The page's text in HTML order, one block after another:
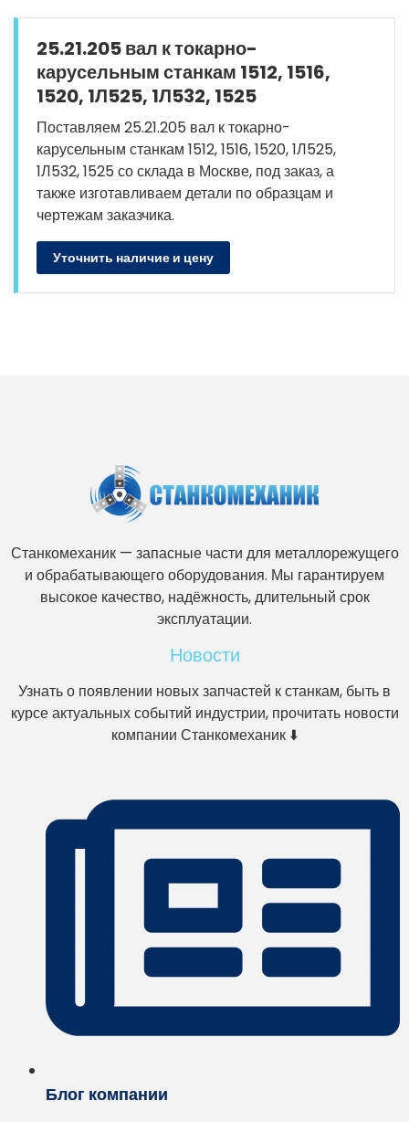
25.21.205 вал к токарно-
карусельным станкам 1512, 1516,
1520, 1Л525, 1Л532, 1525
Поставляем 25.21.205 вал к токарно-
карусельным станкам 1512, 1516, 1520, 1Л525,
1Л532, 1525 со склада в Москве, под заказ, а
также изготавливаем детали по образцам и
чертежам заказчика.
Уточнить наличие и цену
Станкомеханик — запасные части для металлорежущего
и обрабатывающего оборудования. Мы гарантируем
высокое качество, надёжность, длительный срок
эксплуатации.
Новости
Узнать о появлении новых запчастей к станкам, быть в
курсе актуальных событий индустрии, прочитать новости
компании Станкомеханик ⬇️
Блог компании